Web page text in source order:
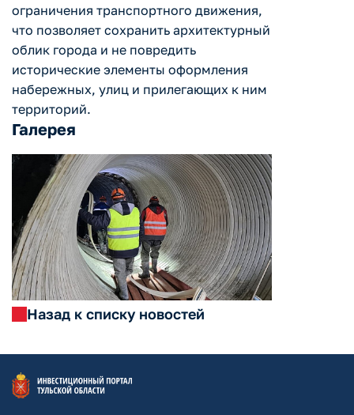
ограничения транспортного движения,
что позволяет сохранить архитектурный
облик города и не повредить
исторические элементы оформления
набережных, улиц и прилегающих к ним
территорий.
Галерея
Назад к списку новостей